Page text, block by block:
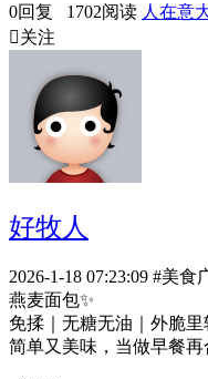
0回复 1702阅读 人在意
关注
好牧人
2026-1-18 07:23:09 #美食
燕麦面包✨
免揉｜无糖无油｜外脆里
简单又美味，当做早餐再